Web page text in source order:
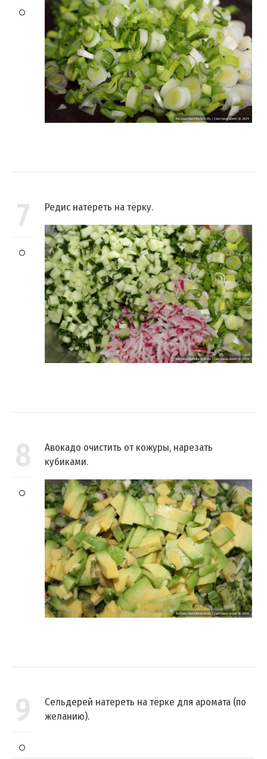
7 Редис натереть на тёрку.
8
Авокадо очистить от кожуры, нарезать
кубиками.
9
Сельдерей натереть на тёрке для аромата (по
желанию).